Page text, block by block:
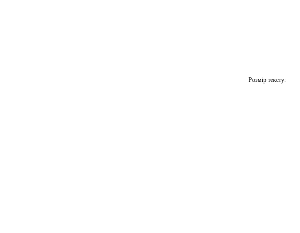
Розмір тексту: